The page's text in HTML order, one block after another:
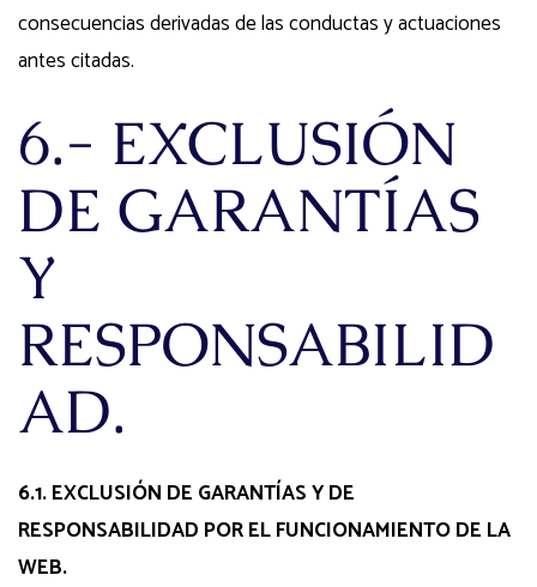
consecuencias derivadas de las conductas y actuaciones
antes citadas.
6.- EXCLUSIÓN
DE GARANTÍAS
Y
RESPONSABILID
AD.
6.1. EXCLUSIÓN DE GARANTÍAS Y DE
RESPONSABILIDAD POR EL FUNCIONAMIENTO DE LA
WEB.